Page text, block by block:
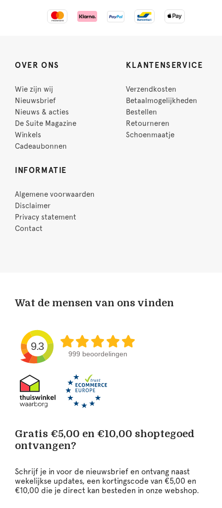
OVER ONS
Wie zijn wij
Nieuwsbrief
Nieuws & acties
De Suite Magazine
Winkels
Cadeaubonnen
KLANTENSERVICE
Verzendkosten
Betaalmogelijkheden
Bestellen
Retourneren
Schoenmaatje
INFORMATIE
Algemene voorwaarden
Disclaimer
Privacy statement
Contact
Wat de mensen van ons vinden
9.3
999 beoordelingen
Gratis €5,00 en €10,00 shoptegoed
ontvangen?
Schrijf je in voor de nieuwsbrief en ontvang naast
wekelijkse updates, een kortingscode van €5,00 en
€10,00 die je direct kan besteden in onze webshop.